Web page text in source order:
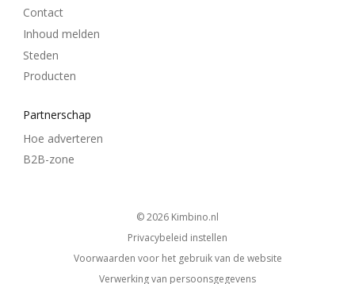
Contact
Inhoud melden
Steden
Producten
Partnerschap
Hoe adverteren
B2B-zone
© 2026
kimbino.nl
Privacybeleid instellen
Voorwaarden voor het gebruik van de website
Verwerking van persoonsgegevens